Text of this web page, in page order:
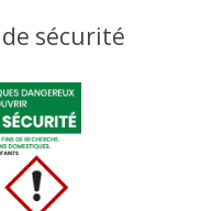
sécurité